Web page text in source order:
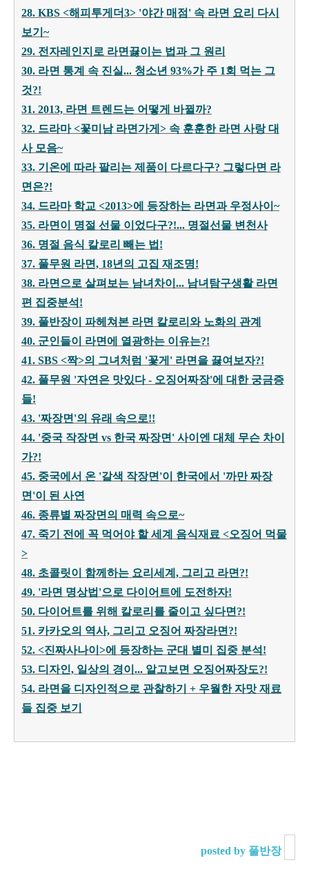
28. KBS <해피투게더3> '야간 매점' 속 라면 요리 다시
보기~
29. 전자레인지로 라면끓이는 법과 그 원리
30. 라면 통계 속 진실... 청소년 93%가 주 1회 먹는 그
것?!
31. 2013, 라면 트렌드는 어떻게 바뀔까?
32. 드라마 <꽃미남 라면가게> 속 훈훈한 라면 사랑 대
사 모음~
33. 기온에 따라 팔리는 제품이 다르다구? 그렇다면 라
면은?!
34. 드라마 학교 <2013>에 등장하는 라면과 우정사이~
35. 라면이 명절 선물 이었다구?!... 명절선물 변천사
36. 명절 음식 칼로리 빼는 법!
37. 풀무원 라면, 18년의 고집 재조명!
38. 라면으로 살펴보는 남녀차이... 남녀탐구생활 라면
편 집중분석!
39. 풀반장이 파헤쳐본 라면 칼로리와 노화의 관계
40. 군인들이 라면에 열광하는 이유는?!
41. SBS <짝>의 그녀처럼 '꽃게' 라면을 끓여보자?!
42. 풀무원 '자연은 맛있다 - 오징어짜장'에 대한 궁금증
들!
43. '짜장면'의 유래 속으로!!
44. '중국 작장면 vs 한국 짜장면 ' 사이엔 대체 무슨 차이
가?!
45. 중국에서 온 '갈색 작장면'이 한국에서 '까만 짜장
면'이 된 사연
46. 종류별 짜장면의 매력 속으로~
47. 죽기 전에 꼭 먹어야 할 세계 음식재료 <오징어 먹물
>
48. 초콜릿이 함께하는 요리세계, 그리고 라면?!
49. '라면 명상법'으로 다이어트에 도전하자!
50. 다이어트를 위해 칼로리를 줄이고 싶다면?!
51. 카카오의 역사, 그리고 오징어 짜장라면?!
52. <진짜사나이>에 등장하는 군대 별미 집중 분석!
53. 디자인, 일상의 경이... 알고보면 오징어짜장도?!
54. 라면을 디자인적으로 관찰하기 + 우월한 자맛 재료
들 집중 보기
posted by 풀반장